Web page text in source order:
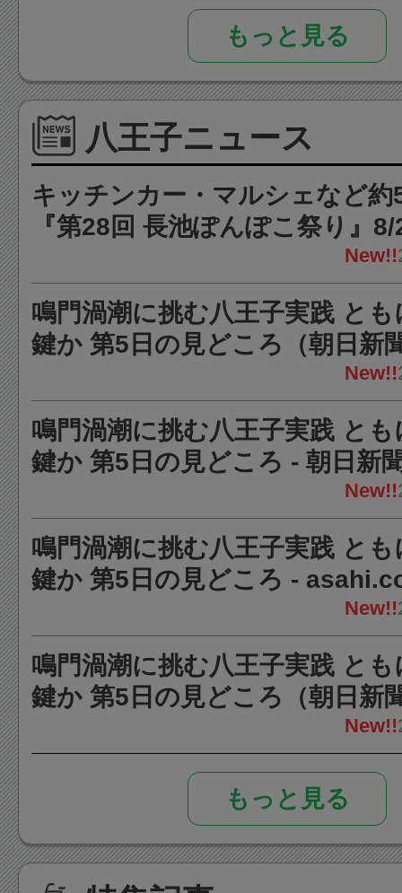
った通院ペースをご
す。当院では回数券
て...
もっと見る
八王子ニュース
キッチンカー・マルシェなど約
『第28回 長池ぽんぽこ祭り』
New!!
鳴門渦潮に挑む八王子実践 と
鍵か 第5日の見どころ（朝日新
New!!
鳴門渦潮に挑む八王子実践 と
鍵か 第5日の見どころ - 朝日新
New!!
鳴門渦潮に挑む八王子実践 と
鍵か 第5日の見どころ -
New!!
鳴門渦潮に挑む八王子実践 と
鍵か 第5日の見どころ（朝日新
New!!
もっと見る